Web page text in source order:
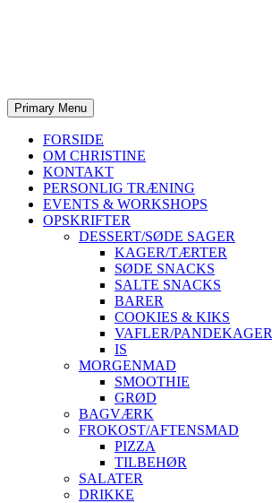
Primary Menu
FORSIDE
OM CHRISTINE
KONTAKT
PERSONLIG TRÆNING
EVENTS & WORKSHOPS
OPSKRIFTER
DESSERT/SØDE SAGER
KAGER/TÆRTER
SØDE SNACKS
SALTE SNACKS
BARER
COOKIES & KIKS
VAFLER/PANDEKAGER
IS
MORGENMAD
SMOOTHIE
GRØD
BAGVÆRK
FROKOST/AFTENSMAD
PIZZA
TILBEHØR
SALATER
DRIKKE